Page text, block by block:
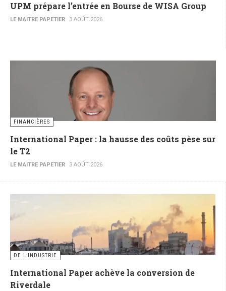
UPM prépare l’entrée en Bourse de WISA Group
LE MAITRE PAPETIER 3 AOÛT 2026
FINANCIÈRES
International Paper : la hausse des coûts pèse sur
le T2
LE MAITRE PAPETIER 3 AOÛT 2026
DE L’INDUSTRIE
International Paper achève la conversion de
Riverdale